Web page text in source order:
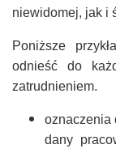
niewidomej, jak i
Poniższe
odnieść do
zatrudnieniem.
oznaczenia
dany